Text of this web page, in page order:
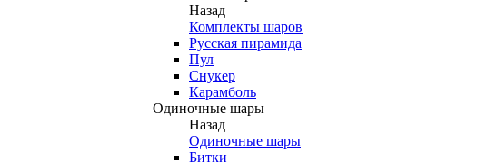
Назад
Комплекты шаров
Русская пирамида
Пул
Снукер
Карамболь
Одиночные шары
Назад
Одиночные шары
Битки